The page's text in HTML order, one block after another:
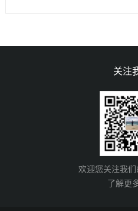
关注
欢迎您关注我
了解更